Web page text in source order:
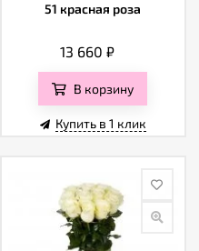
51 красная роза
13 660₽
В корзину
Купить в 1 клик